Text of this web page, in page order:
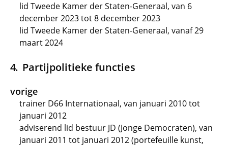
lid Tweede Kamer der Staten-Generaal, van 6
december 2023 tot 8 december 2023
lid Tweede Kamer der Staten-Generaal, vanaf 29
maart 2024
Partijpolitieke functies
vorige
trainer D66 Internationaal, van januari 2010 tot
januari 2012
adviserend lid bestuur JD (Jonge Democraten), van
januari 2011 tot januari 2012 (portefeuille kunst,